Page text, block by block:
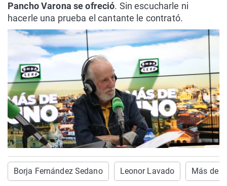
Pancho Varona se ofreció. Sin escucharle ni
hacerle una prueba el cantante le contrató.
Borja Fernández Sedano Leonor Lavado Más de